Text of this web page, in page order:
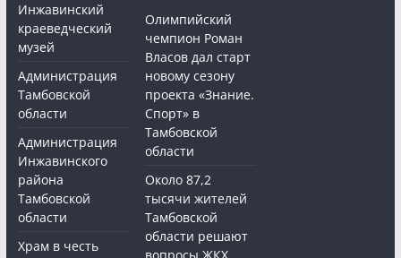
Инжавинский
краеведческий
музей
Администрация
Тамбовской
области
Администрация
Инжавинского
района
Тамбовской
области
Храм в честь
Олимпийский
чемпион Роман
Власов дал старт
новому сезону
проекта «Знание.
Спорт» в
Тамбовской
области
Около 87,2
тысячи жителей
Тамбовской
области решают